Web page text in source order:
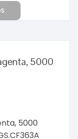
5000
5000